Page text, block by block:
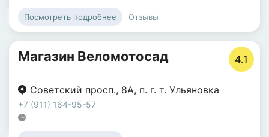
Посмотреть подробнее Отзывы
Магазин Веломотосад 4.1
Советский просп., 8А, п. г. т. Ульяновка
+7 (911) 164-95-57